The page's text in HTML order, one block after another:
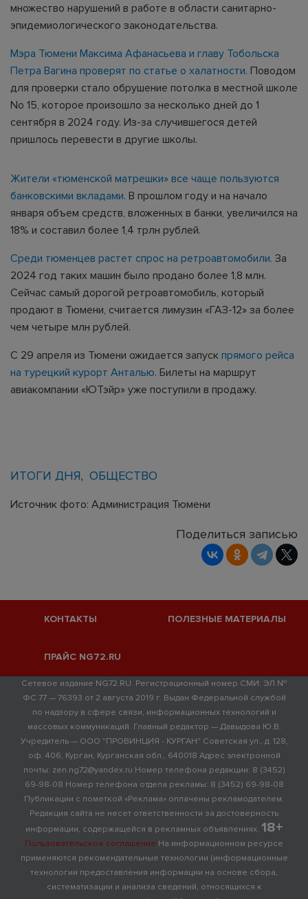
множество нарушений в работе в области санитарно-
эпидемиологического законодательства.
Мэра Тюмени Максима Афанасьева и главу Тобольска
Петра Вагина проверят по статье о халатности. Поводом
для проверки стало обрушение потолка в местной школе
No 15, которое произошло за несколько дней до 1
сентября в 2024 году. Из-за случившегося детей
пришлось перевести в другие школы.
Жители «тюменской матрешки» все чаще пользуются
банковскими вкладами. В прошлом году и на начало
января объем средств, вложенных в банки, увеличился на
18% и составил более 1,4 трлн рублей.
Среди тюменцев растет спрос на ретроавтомобили. За
2024 год таких машин было продано более 1,8 млн.
Сейчас самый дорогой ретроавтомобиль, который
продают в Тюмени, считается лимузин «ГАЗ-12» за более
чем четыре млн рублей.
С 29 апреля из Тюмени ожидается запуск прямого рейса
на турецкий курорт Анталью. Билеты на маршрут
авиакомпании «ЮТэйр» уже поступили в продажу.
ИТОГИ ДНЯ ОБЩЕСТВО
Источник фото: Администрация Тюмени
Поделиться записью
КОНТАКТЫ ПОЛЕЗНЫЕ МАТЕРИАЛЫ
ПРАЙС NG72.RU
Сетевое издание NG72.RU. Регистрационный номер СМИ: ЭЛ №
ФС 77 — 76393 от 2 августа 2019 г. Выдан Федеральной службой
по надзору в сфере связи, информационных технологий и
массовых коммуникаций. Главный редактор — Давыдова Ю.В.
Учредитель — ООО "ПРОВИНЦИЯ - КУРГАН" Советская ул., д. 128,
оф. 406, Курган, Курганская обл., 640018 Адрес электронной
почты: zen.ng72@yandex.ru Номер телефона редакции: 8 (3452)
69-98-08 Номер телефона отдела рекламы: 8 (3452) 69-98-08
Публикации с пометкой «Реклама» оплачены рекламодателем.
Редакция сайта не несет ответственности за достоверность
информации, содержащейся в рекламных объявлениях. 18+
Пользовательское соглашение На информационном ресурсе
применяются рекомендательные технологии (информационные
технологии предоставления информации на основе сбора,
систематизации и анализа сведений, относящихся к